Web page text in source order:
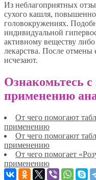
Из неблагоприятных
сухого кашля,
головокружениях.
индивидуальной
активному веществу
лекарства. После
исчезают.
Ознакомьтесь
применению
От чего помогают
применению
От чего помогают
применению
От чего помогает
применению